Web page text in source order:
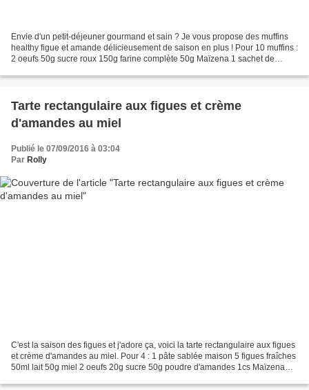
Envie d'un petit-déjeuner gourmand et sain ? Je vous propose des muffins
healthy figue et amande délicieusement de saison en plus ! Pour 10 muffins :
2 oeufs 50g sucre roux 150g farine complète 50g Maïzena 1 sachet de
Tarte rectangulaire aux figues et crème
d'amandes au miel
Publié le 07/09/2016 à 03:04
Par Rolly
C'est la saison des figues et j'adore ça, voici la tarte rectangulaire aux figues
et crème d'amandes au miel. Pour 4 : 1 pâte sablée maison 5 figues fraîches
50ml lait 50g miel 2 oeufs 20g sucre 50g poudre d'amandes 1cs Maïzena